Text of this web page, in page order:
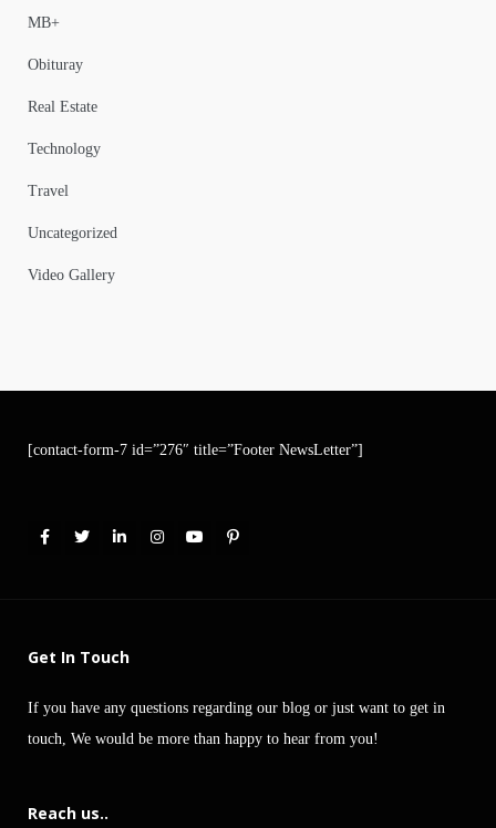
MB+
Obituray
Real Estate
Technology
Travel
Uncategorized
Video Gallery
[contact-form-7 id=”276″ title=”Footer NewsLetter”]
Get In Touch
If you have any questions regarding our blog or just want to get in
touch, We would be more than happy to hear from you!
Reach us..